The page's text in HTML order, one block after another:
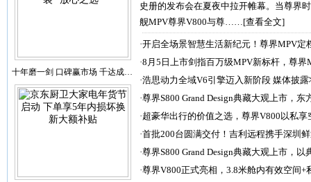
十年磨一剑 口碑赢市场 千达成…
史册的发布会在夏夜中拉开帷幕。当尊界
舰MPV尊界V800与尊……[查看全文]
·开启全场景智慧生活新纪元！尊界MPV
·8月5日上市剑指百万级MPV新标杆，尊
·浩思动力全域V6引擎迈入新阶段 媒体披
·尊界S800 Grand Design典藏大观上市，
·超豪华出行的价值之选，尊界V800以私
·首批200台圆满交付！吉利远程携手深圳
·尊界S800 Grand Design典藏大观上市，
·尊界V800正式亮相，3.8米舱内有效空间